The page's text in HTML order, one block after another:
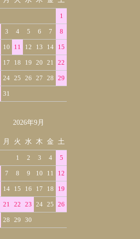
1
3 4 5 6 7 8
10 11 12 13 14 15
17 18 19 20 21 22
24 25 26 27 28 29
31
2026年9月
月 火 水 木 金 土
1 2 3 4 5
7 8 9 10 11 12
14 15 16 17 18 19
21 22 23 24 25 26
28 29 30